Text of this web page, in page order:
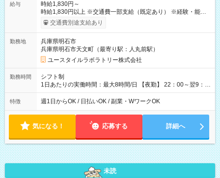
給与
時給1,830円～
時給1,830円以上 ※交通費一部支給（既定あり） ※経験・能力を
考慮して決定します 【収入例】 週1回勤務の場合：1,830円×8時
間×4回=5万8,560円 週3回勤務の場合：1,830円×8時間×12回
月 ※ 雇用形態と給与に、本採用時と異なる部分があります。 雇
用形態：本採用時と同じです。 給与：時給 1,550円以上
交通費別途支給あり
勤務地
兵庫県明石市
兵庫県明石市天文町（最寄り駅：人丸前駅）
ユースタイルラボラトリー株式会社
勤務時間
シフト制
1日あたりの実働時間：最大8時間/日 【夜勤】 22：00～翌9：
00 ※週1日～OK ／ 夜勤専従 ＊＊ 勤務時間例 ＊＊ ■22時か
ら翌7時 ■23時から翌8時 ■24時から翌9時 など ※上記の時間
ます。 ※曜日固定（毎週同じ曜日での勤務となります）
特徴 週1日からOK / 日払いOK / 副業・WワークOK
気になる！ 応募する 詳細へ
未読